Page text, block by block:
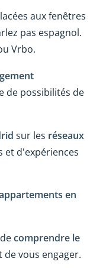
aux fenêtres
pas espagnol.
Vrbo.
de possibilités de
sur les réseaux
et d'expériences
en
comprendre le
vous engager.